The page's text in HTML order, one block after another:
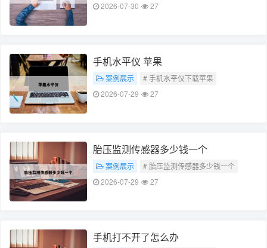
2026-07-30
27
手机水平仪 苹果
案例展示
# 手机水平仪下载苹果
2026-07-29
27
胎压监测传感器多少钱一个
案例展示
# 胎压监测传感器多少钱一个
2026-07-29
27
手机打不开了怎么办